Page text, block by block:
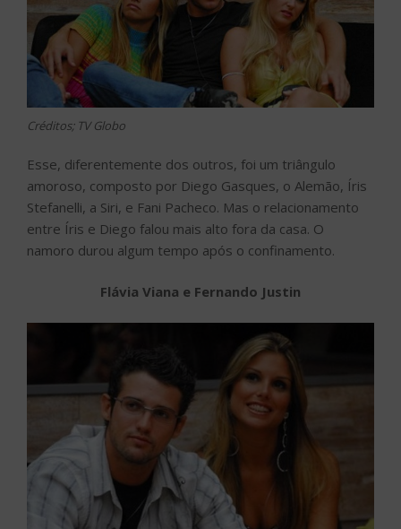
Créditos; TV Globo
Esse, diferentemente dos outros, foi um triângulo
amoroso, composto por Diego Gasques, o Alemão, Íris
Stefanelli, a Siri, e Fani Pacheco. Mas o relacionamento
entre Íris e Diego falou mais alto fora da casa. O
namoro durou algum tempo após o confinamento.
Flávia Viana e Fernando Justin